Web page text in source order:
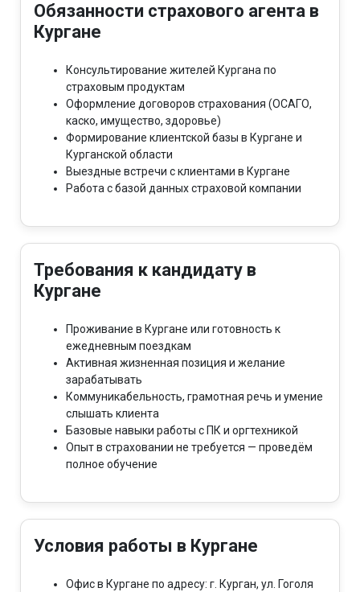
Обязанности страхового агента в
Кургане
Консультирование жителей Кургана по
страховым продуктам
Оформление договоров страхования (ОСАГО,
каско, имущество, здоровье)
Формирование клиентской базы в Кургане и
Курганской области
Выездные встречи с клиентами в Кургане
Работа с базой данных страховой компании
Требования к кандидату в
Кургане
Проживание в Кургане или готовность к
ежедневным поездкам
Активная жизненная позиция и желание
зарабатывать
Коммуникабельность, грамотная речь и умение
слышать клиента
Базовые навыки работы с ПК и оргтехникой
Опыт в страховании не требуется — проведём
полное обучение
Условия работы в Кургане
Офис в Кургане по адресу: г. Курган, ул. Гоголя